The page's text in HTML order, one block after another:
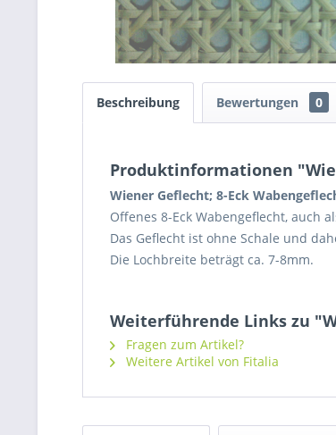
Beschreibung Bewertungen 0
Produktinformationen
Wiener Geflecht; 8-Eck
Offenes 8-Eck Wabengeflecht, auch
Das Geflecht ist ohne Schale und
Die Lochbreite beträgt ca. 7-8mm.
Weiterführende Links zu
Fragen zum Artikel?
Weitere Artikel von Fitalia